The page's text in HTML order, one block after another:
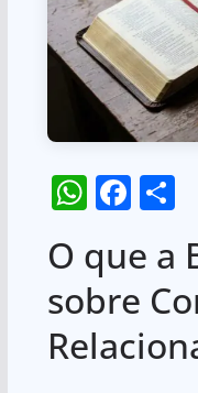
W
h
at
s
A
p
F
a
c
e
b
o
S
e
O que a
sobre